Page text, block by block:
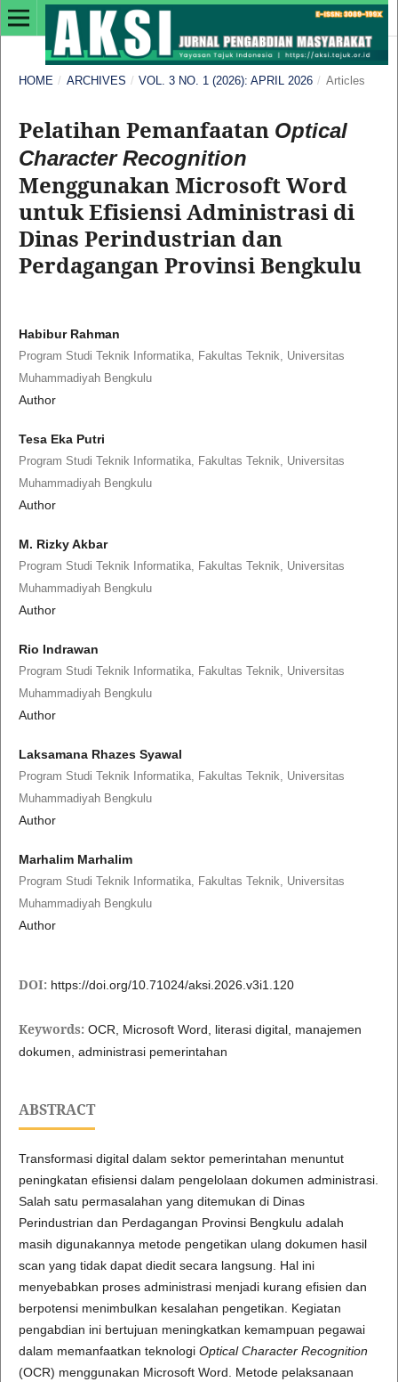
HOME / ARCHIVES / VOL. 3 NO. 1 (2026): APRIL 2026 / Articles
Pelatihan Pemanfaatan Optical
Character Recognition
Menggunakan Microsoft Word
untuk Efisiensi Administrasi di
Dinas Perindustrian dan
Perdagangan Provinsi Bengkulu
Habibur Rahman
Program Studi Teknik Informatika, Fakultas Teknik, Universitas
Muhammadiyah Bengkulu
Author
Tesa Eka Putri
Program Studi Teknik Informatika, Fakultas Teknik, Universitas
Muhammadiyah Bengkulu
Author
M. Rizky Akbar
Program Studi Teknik Informatika, Fakultas Teknik, Universitas
Muhammadiyah Bengkulu
Author
Rio Indrawan
Program Studi Teknik Informatika, Fakultas Teknik, Universitas
Muhammadiyah Bengkulu
Author
Laksamana Rhazes Syawal
Program Studi Teknik Informatika, Fakultas Teknik, Universitas
Muhammadiyah Bengkulu
Author
Marhalim Marhalim
Program Studi Teknik Informatika, Fakultas Teknik, Universitas
Muhammadiyah Bengkulu
Author
DOI: https://doi.org/10.71024/aksi.2026.v3i1.120
Keywords: OCR, Microsoft Word, literasi digital, manajemen
dokumen, administrasi pemerintahan
ABSTRACT
Transformasi digital dalam sektor pemerintahan menuntut
peningkatan efisiensi dalam pengelolaan dokumen administrasi.
Salah satu permasalahan yang ditemukan di Dinas
Perindustrian dan Perdagangan Provinsi Bengkulu adalah
masih digunakannya metode pengetikan ulang dokumen hasil
scan yang tidak dapat diedit secara langsung. Hal ini
menyebabkan proses administrasi menjadi kurang efisien dan
berpotensi menimbulkan kesalahan pengetikan. Kegiatan
pengabdian ini bertujuan meningkatkan kemampuan pegawai
dalam memanfaatkan teknologi Optical Character Recognition
(OCR) menggunakan Microsoft Word. Metode pelaksanaan